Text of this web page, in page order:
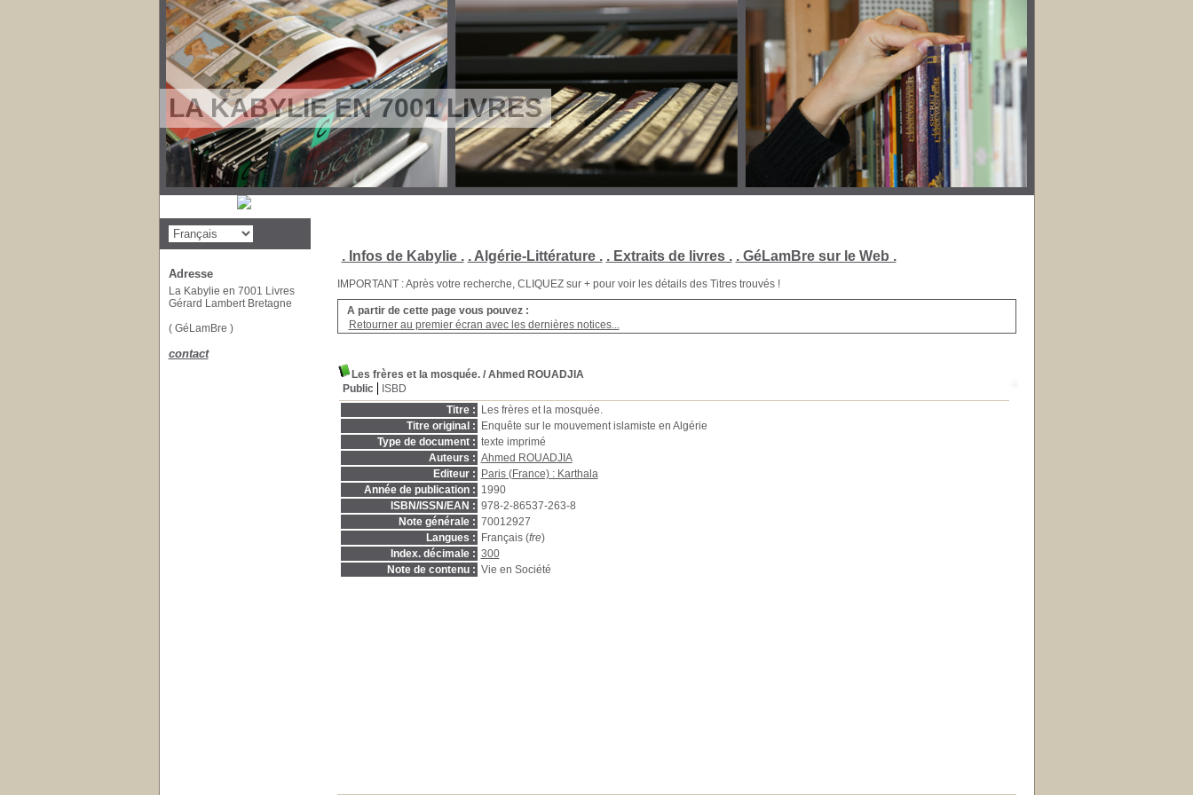
LA KABYLIE EN 7001 LIVRES
. Infos de Kabylie . . Algérie-Littérature . . Extraits de livres . . GéLamBre sur le Web .
IMPORTANT : Après votre recherche, CLIQUEZ sur + pour voir les détails des Titres trouvés !
A partir de cette page vous pouvez :
Retourner au premier écran avec les dernières notices...
Les frères et la mosquée./ Ahmed ROUADJIA
Public
ISBD
Titre :
Les frères et la mosquée.
Titre original :
Enquête sur le mouvement islamiste en Algérie
Type de document : texte imprimé
Auteurs : Ahmed ROUADJIA
Editeur :
Paris (France) : Karthala
Année de publication : 1990
ISBN/ISSN/EAN : 978-2-86537-263-8
Note générale : 70012927
Langues :
Français (fre)
Index. décimale : 300
Note de contenu : Vie en Société
Adresse
La Kabylie en 7001 Livres
Gérard Lambert Bretagne
( GéLamBre )
contact